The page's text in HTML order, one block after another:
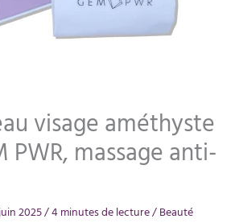
visage améthyste
PWR, massage anti-
2025/4 minutes de lecture/Beauté